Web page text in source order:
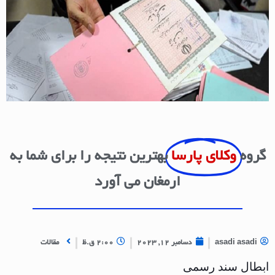
گروه وکلای پارسا بهترین نتیجه را برای شما به
ارمغان می آورد
asadi asadi دسامبر 12, 2023 2:00 ق.ظ مقالات
ابطال سند رسمی